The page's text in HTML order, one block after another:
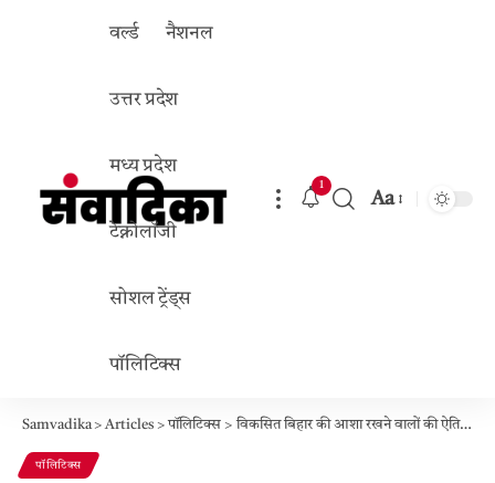
वर्ल्ड नैशनल
उत्तर प्रदेश
मध्य प्रदेश
टेक्नोलॉजी
सोशल ट्रेंड्स
पॉलिटिक्स
1
Aa
Samvadika>Articles >पॉलिटिक्स >विकसित बिहार की आशा रखने वालों की ऐतिहासिक जीत: अमित शाह ने एनडीए की डबल सेंचुरी पर दी बधाई, जंगलराज को ठुकराया जनादेश
पॉलिटिक्स